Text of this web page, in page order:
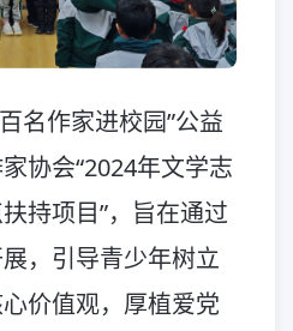
名作家进校园”公益
协会“2024年文学志
持项目”，旨在通过
，引导青少年树立
价值观，厚植爱党